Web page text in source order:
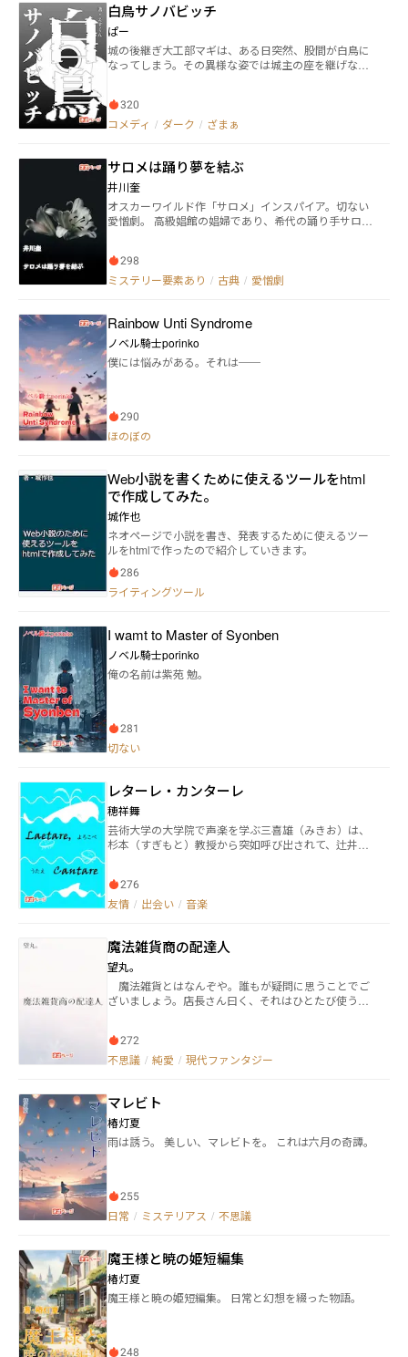
魔法使いである。 彼は勇者御一行様に加わり、大魔王
ネギトロドンを倒す旅に出ているが、その深遠な目的
は世界平和などにはなく── と、ここまであらすじを
書いてなんなんですが、正直誰も読んでないと思うの
でここらへんでカーット！ もはや説明するまでもな
なナニカ！ 作品も登場人物も畜生ですが、やっぱそん
な作者も大概なんで、更新頻度は畜生並です！！ ゲ
ーッゲッゲッ！！
白鳥サノバビッチ
ぱー
城の後継ぎ大工部マギは、ある日突然、股間が白鳥に
なってしまう。その異様な姿では城主の座を継げない
供っぽく頼りないが、股間の白鳥を振り回せば、妖怪
など容易く撃破できてしまう。 しかし、旅を続けるう
衝撃的な真実。運命は彼をさらなる試練へと導く。 こ
れは、股間が白鳥になってしまった少年が、仲間たち
と共に運命を切り開いていく、愛と冒険のファンタジ
ー。 感想もらえたら嬉しいです！！！ ※「アルファポ
リス」と「小説家になろう」にも同じ作品を投稿して
320
コメディ / ダーク / ざまぁ
サロメは踊り夢を結ぶ
井川奎
オスカーワイルド作「サロメ」インスパイア。切ない
愛憎劇。 高級娼館の娼婦であり、希代の踊り手サロメ
(マダム)は、客足が遠退く事を気にして、一切を封印し
ようとする。 美貌の奏者、ヨカナーンの謎の助言を足
場にいたのは、ヨカナーンのみ。 皆は、ヨカナーンが
全ての事件の犯人であると言い出して、拘束してしま
う。 サロメ一人、異を唱えたが、共犯にされそうにな
ったところを、マダムのパトロンであり、サロメを気
つくの意～
298
ミステリー要素あり / 古典 / 愛憎劇
Rainbow Unti Syndrome
ノベル騎士porinko
僕には悩みがある。それは──
290
ほのぼの
Web小説を書くために使えるツールをhtml
で作成してみた。
城作也
ネオページで小説を書き、発表するために使えるツー
ルをhtmlで作ったので紹介していきます。
286
ライティングツール
I wamt to Master of Syonben
ノベル騎士porinko
俺の名前は紫苑 勉。
281
切ない
レターレ・カンターレ
穂祥舞
芸術大学の大学院で声楽を学ぶ三喜雄（みきお）は、
杉本（すぎもと）教授から突如呼び出されて、辻井
ートで歌うことだった。本番まであまり時間がないう
えに、少し変わった依頼ではあったが、三喜雄は二重
時代に懇意にしていた後輩・高崎（たかさき）に似て
いることに驚き、軽く動揺する。篠原は美声の持ち主
だがその歌にはやる気が見えず、頭に来た三喜雄は、
歌が終わるなり篠原と衝突してしまい――。
276
友情 / 出会い / 音楽
魔法雑貨商の配達人
望丸。
魔法雑貨とはなんぞや。誰もが疑問に思うことでご
ざいましょう。店長さん曰く、それはひとたび使うと
なんでしたら答えてくれることもありませんでした。
しかし私はそう信じております。所詮は気の持ちよ
います。あらあらうふふとはしゃぎまわり、ズッキュ
ンドキリと恋に落ちて、最後はおこたで大団円。ただ
のお仕事記録と舐めてもらっちゃあ困ります。我が道
中は幸せが紅葉のように敷き詰められているのです。
りません。明日はどこに行くのかしら？私はこうやっ
て明日のことを考えるのが大好きなのです。
272
不思議 / 純愛 / 現代ファンタジー
マレビト
椿灯夏
雨は誘う。 美しい、マレビトを。 これは六月の奇譚。
255
日常 / ミステリアス / 不思議
魔王様と暁の姫短編集
椿灯夏
魔王様と暁の姫短編集。 日常と幻想を綴った物語。
248